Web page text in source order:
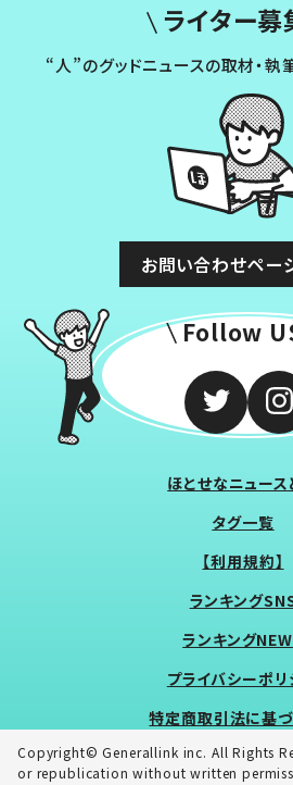
ライター募
“人”のグッドニュースの取材・執
お問い合わせペー
Follow
ほとせなニュース
タグ一覧
【利用規約】
ランキング
ランキング
プライバシーポリ
特定商取引法に基
Copyright© Generallink inc. All Rights
or republication without written